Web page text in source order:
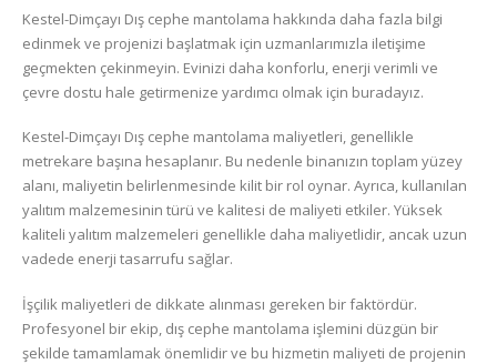
Kestel-Dimçayı Dış cephe mantolama hakkında daha fazla bilgi
edinmek ve projenizi başlatmak için uzmanlarımızla iletişime
geçmekten çekinmeyin. Evinizi daha konforlu, enerji verimli ve
çevre dostu hale getirmenize yardımcı olmak için buradayız.
Kestel-Dimçayı Dış cephe mantolama maliyetleri, genellikle
metrekare başına hesaplanır. Bu nedenle binanızın toplam yüzey
alanı, maliyetin belirlenmesinde kilit bir rol oynar. Ayrıca, kullanılan
yalıtım malzemesinin türü ve kalitesi de maliyeti etkiler. Yüksek
kaliteli yalıtım malzemeleri genellikle daha maliyetlidir, ancak uzun
vadede enerji tasarrufu sağlar.
İşçilik maliyetleri de dikkate alınması gereken bir faktördür.
Profesyonel bir ekip, dış cephe mantolama işlemini düzgün bir
şekilde tamamlamak önemlidir ve bu hizmetin maliyeti de projenin